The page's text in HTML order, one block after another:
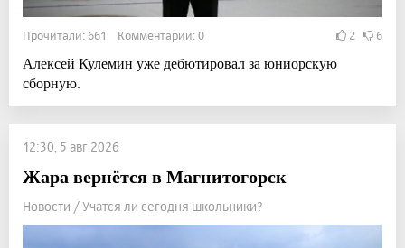
Прочитали: 661 Комментарии: 0 2 6
Алексей Кулемин уже дебютировал за юниорскую
сборную.
12:30, 5 авг 2026
Жара вернётся в Магнитогорск
Новости / Учатся ли сегодня школьники?